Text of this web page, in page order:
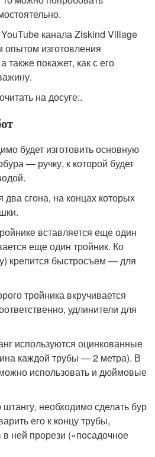
канала Ziskind Village
опытом изготовления
также покажет, как с его
на досуге:.
будет изготовить основную
— ручку, к которой будет
два сгона, на концах которых
вставляется еще один
еще один тройник. Ко
крепится быстросъем — для
тройника вкручивается
удлинители для
используются оцинкованные
каждой трубы — 2 метра). В
использовать и дюймовые
необходимо сделать бур
его к концу трубы,
ней прорези («посадочное